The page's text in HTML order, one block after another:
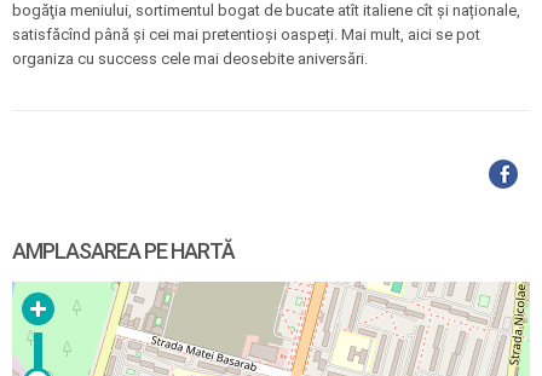
bogăţia meniului, sortimentul bogat de bucate atît italiene cît și naționale,
satisfăcînd până și cei mai pretentioși oaspeți. Mai mult, aici se pot
organiza cu success cele mai deosebite aniversări.
AMPLASAREA PE HARTĂ